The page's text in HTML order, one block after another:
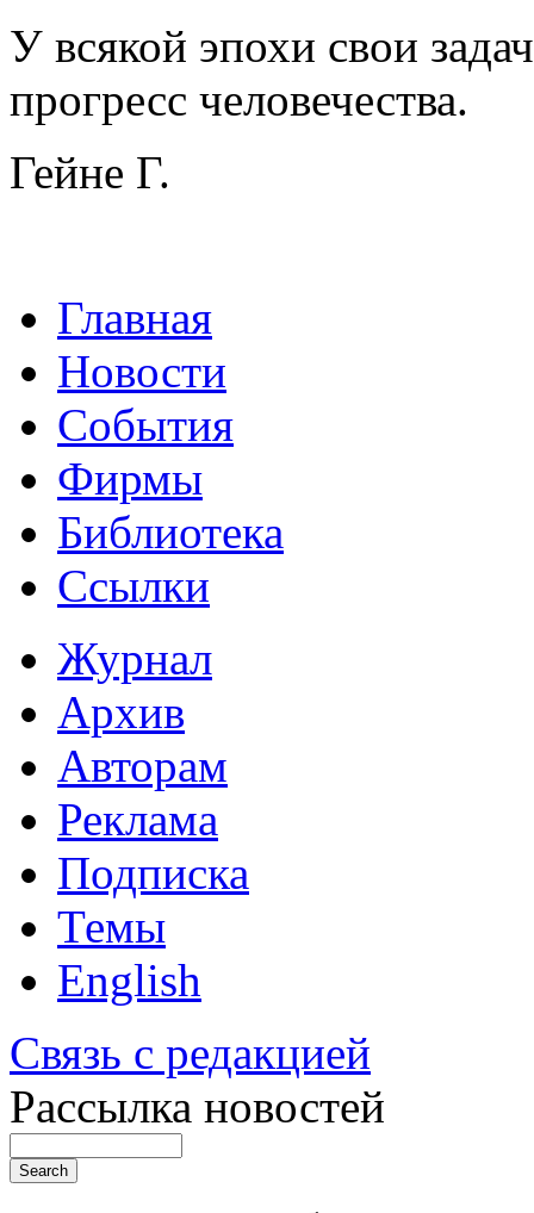
У всякой эпохи свои
прогресс человечества.
Гейне Г.
Главная
Новости
События
Фирмы
Библиотека
Ссылки
Журнал
Архив
Авторам
Реклама
Подписка
Темы
English
Связь с редакцией
Рассылка новостей